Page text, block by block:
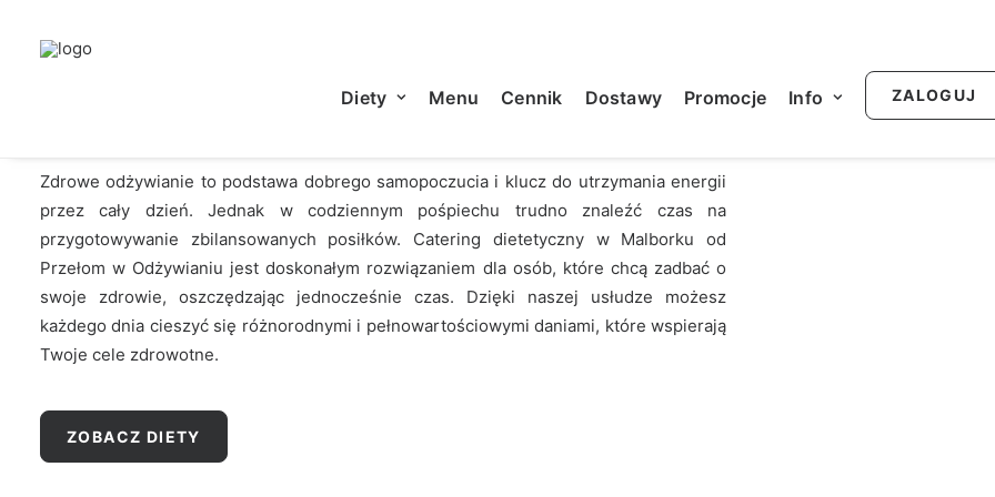
Diety Menu Cennik Dostawy Promocje Info ZALOGUJ
CATERING DIETETYCZNY MALBORK
Zdrowe odżywianie to podstawa dobrego samopoczucia i klucz do utrzymania energii
przez cały dzień. Jednak w codziennym pośpiechu trudno znaleźć czas na
przygotowywanie zbilansowanych posiłków. Catering dietetyczny w Malborku od
Przełom w Odżywianiu jest doskonałym rozwiązaniem dla osób, które chcą zadbać o
swoje zdrowie, oszczędzając jednocześnie czas. Dzięki naszej usłudze możesz
każdego dnia cieszyć się różnorodnymi i pełnowartościowymi daniami, które wspierają
Twoje cele zdrowotne.
ZOBACZ DIETY